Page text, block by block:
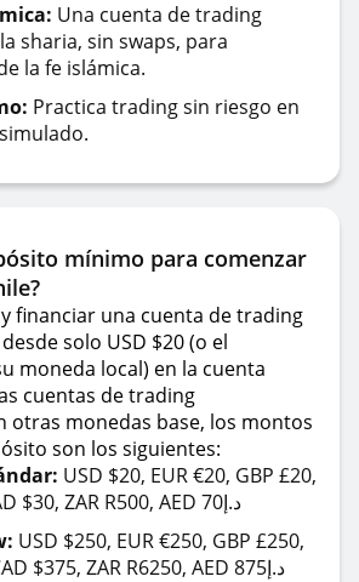
Una cuenta de trading
sharia, sin swaps, para
la fe islámica.
Practica trading sin riesgo en
mínimo para comenzar
financiar una cuenta de trading
solo USD $20 (o el
moneda local) en la cuenta
cuentas de trading
otras monedas base, los montos
son los siguientes:
USD $20, EUR €20, GBP £20,
AUD $20, CAD $30, ZAR R500, AED 70د.إ
USD $250, EUR €250, GBP £250,
AUD $375, CAD $375, ZAR R6250, AED 875د.إ